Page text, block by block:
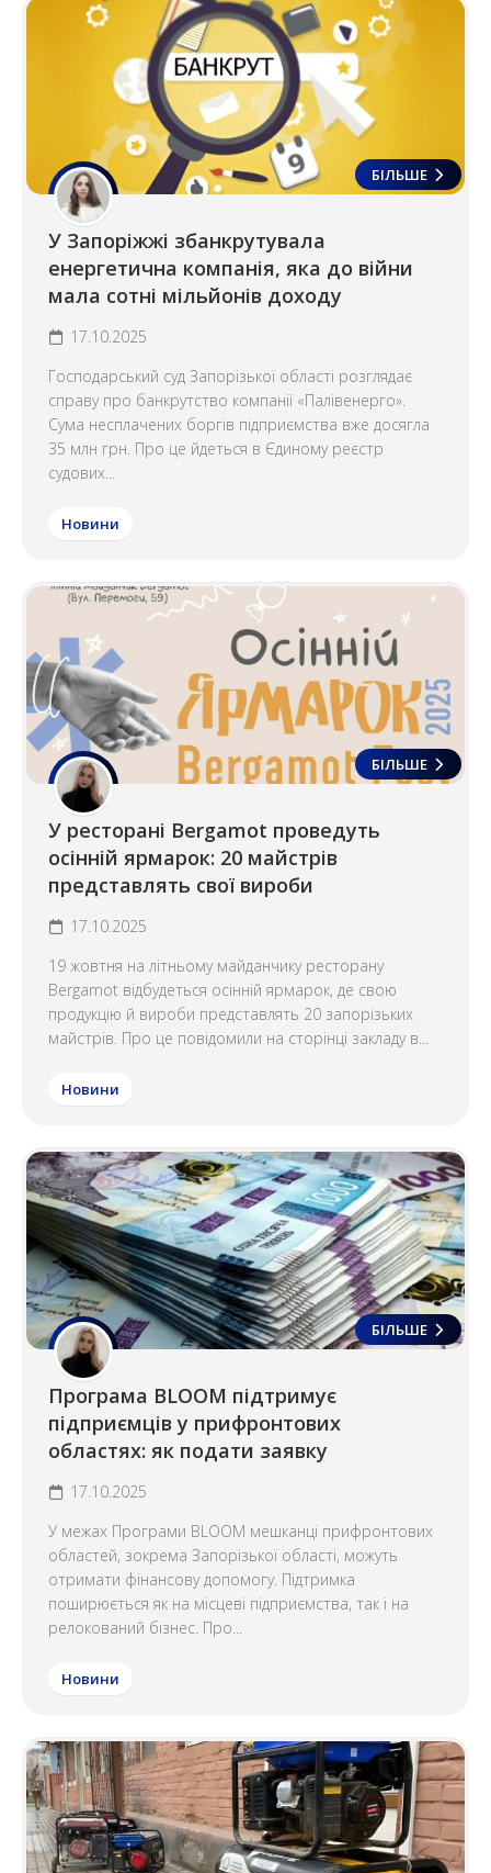
БІЛЬШЕ
У Запоріжжі збанкрутувала
енергетична компанія, яка до війни
мала сотні мільйонів доходу
17.10.2025
Господарський суд Запорізької області розглядає
справу про банкрутство компанії «Палівенерго».
Сума несплачених боргів підприємства вже досягла
35 млн грн. Про це йдеться в Єдиному реєстр
судових...
Новини
БІЛЬШЕ
У ресторані Bergamot проведуть
осінній ярмарок: 20 майстрів
представлять свої вироби
17.10.2025
19 жовтня на літньому майданчику ресторану
Bergamot відбудеться осінній ярмарок, де свою
продукцію й вироби представлять 20 запорізьких
майстрів. Про це повідомили на сторінці закладу в...
Новини
БІЛЬШЕ
Програма BLOOM підтримує
підприємців у прифронтових
областях: як подати заявку
17.10.2025
У межах Програми BLOOM мешканці прифронтових
областей, зокрема Запорізької області, можуть
отримати фінансову допомогу. Підтримка
поширюється як на місцеві підприємства, так і на
релокований бізнес. Про...
Новини